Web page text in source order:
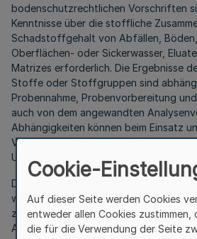
bodenschutzrechtlichen Vorschriften
Kenntnisse über die stoffliche
Schadstoffgehalt von Abfällen, Böden,
Oberflächen- oder Sickerwasser,
Matrizes erforderlich. Die Ergebnisse
Stoffe oder Stoffgruppen sind
Probennahme, Probenvorbereitung
auch von dem angewandten
Abhängigkeiten können beim Einsatz
Verfahren zu erheblichen
Untersuchungsergebnissen führen.
Damit reproduzierbare und
werden, ist es notwendig, die
zu vereinheitlichen und möglichst
Analysenverfahren anzuwenden. Dem
Cookie-
Auf dieser Seite werden Cookies
entweder allen Cookies zustimmen,
die für die Verwendung der Seite